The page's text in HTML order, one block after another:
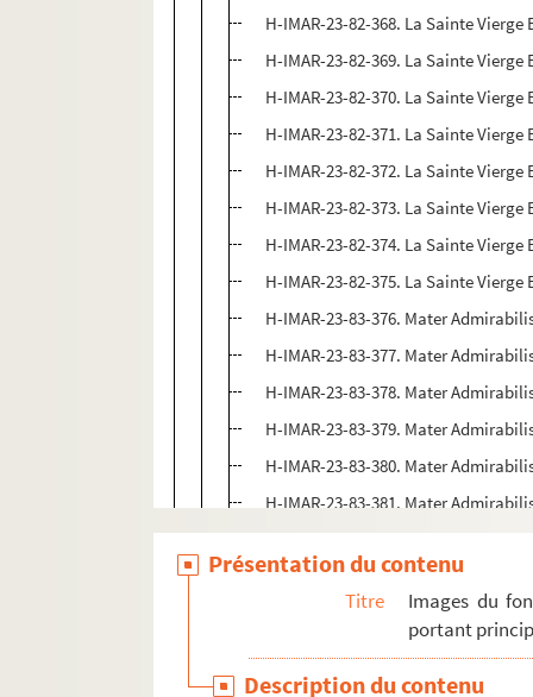
H-IMAR-23-82-368. La Sainte
H-IMAR-23-82-369. La Sainte
H-IMAR-23-82-370. La Sainte
H-IMAR-23-82-371. La Sainte
H-IMAR-23-82-372. La Sainte
H-IMAR-23-82-373. La Sainte
H-IMAR-23-82-374. La Sainte
H-IMAR-23-82-375. La Sainte
H-IMAR-23-83-376. Mater
H-IMAR-23-83-377. Mater
H-IMAR-23-83-378. Mater
H-IMAR-23-83-379. Mater
H-IMAR-23-83-380. Mater
H-IMAR-23-83-381. Mater
H-IMAR-23-83-382. Mater
H-IMAR-23-83-383. Mater
H-IMAR-23-83-384. Mater
H-IMAR-23-83-386. Mater
Présentation du contenu
Titre
Images du
portant
Description du contenu